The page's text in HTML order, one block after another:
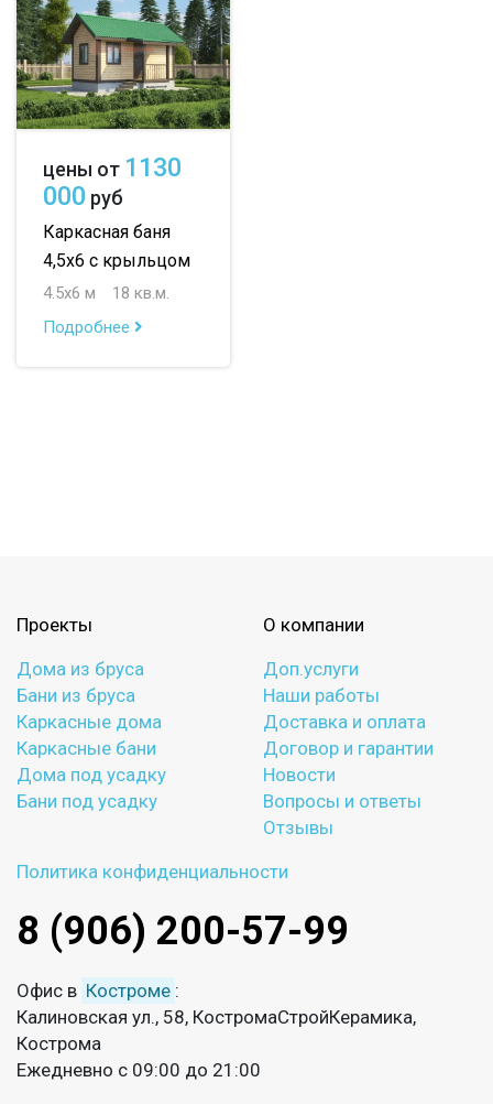
цены от 1130
000 руб
Каркасная баня
4,5х6 с крыльцом
4.5х6 м
18 кв.м.
Подробнее
Проекты
Дома из бруса
Бани из бруса
Каркасные дома
Каркасные бани
Дома под усадку
Бани под усадку
О компании
Доп.услуги
Наши работы
Доставка и оплата
Договор и гарантии
Новости
Вопросы и ответы
Отзывы
Политика конфиденциальности
8 (906) 200-57-99
Офис в Костроме :
Калиновская ул., 58, КостромаСтройКерамика,
Кострома
Ежедневно с 09:00 до 21:00